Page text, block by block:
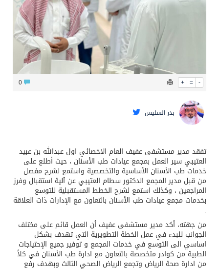
+ = -
بدر السليس
تفقد مدير مستشفى عفيف العام الاخصائي اول عبدالله بن عبيد
العتيبي سير العمل بمجمع عيادات طب الأسنان ، حيث أطلع على
خدمات طب الأسنان الأساسية والتخصصية واستمع لشرح مفصل
من قبل مدير المجمع الدكتور سطام العتيبي عن آلية استقبال وفرز
المراجعين ، وكذلك استمع لشرح الخطط المستقبلية للتوسع
بخدمات مجمع عيادات طب الأسنان بالتعاون مع الإدارات ذات العلاقة
.
من جهته، أكد مدير مستشفى عفيف أن العمل قائم على مختلف
الجوانب للبدء في عمل الخطة التطويرية التي تهدف بشكل
اساسي الى التوسع في خدمات المجمع و توفير جميع الإحتياجات
الطبية من كوادر متخصصة بالتعاون مع ادارة طب الأسنان في كلاً
من ادارة صحة الرياض وتجمع الرياض الصحي الثالث وبهدف رفع